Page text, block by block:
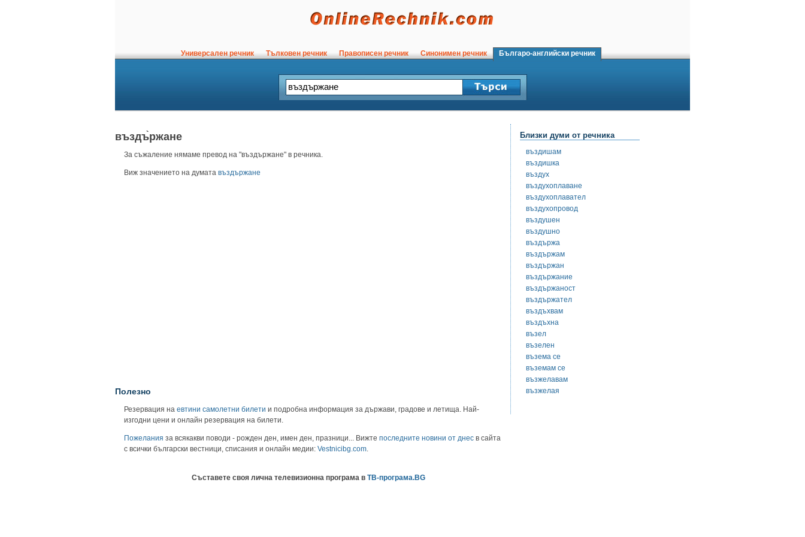
Универсален речник Тълковен речник Правописен речник Синонимен речник Българо-английски речник
въздъ̀ржане
За съжаление нямаме превод на "въздържане" в речника.
Виж значението на думата въздържане
Полезно
Резервация на евтини самолетни билети и подробна информация за държави, градове и летища. Най-
изгодни цени и онлайн резервация на билети.
Пожелания за всякакви поводи - рожден ден, имен ден, празници... Вижте последните новини от днес в сайта
с всички български вестници, списания и онлайн медии: Vestnicibg.com
Съставете своя лична телевизионна програма в ТВ-програма.BG
Близки думи от речника
въздишам
въздишка
въздух
въздухоплаване
въздухоплавател
въздухопровод
въздушен
въздушно
въздържа
въздържам
въздържан
въздържание
въздържаност
въздържател
въздъхвам
въздъхна
възел
възелен
възема се
въземам се
възжелавам
възжелая